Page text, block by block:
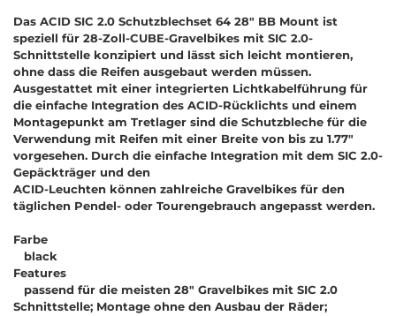
Das ACID SIC 2.0 Schutzblechset 64 28" BB Mount ist
speziell für 28-Zoll-CUBE-Gravelbikes mit SIC 2.0-
Schnittstelle konzipiert und lässt sich leicht montieren,
ohne dass die Reifen ausgebaut werden müssen.
Ausgestattet mit einer integrierten Lichtkabelführung für
die einfache Integration des ACID-Rücklichts und einem
Montagepunkt am Tretlager sind die Schutzbleche für die
Verwendung mit Reifen mit einer Breite von bis zu 1.77"
vorgesehen. Durch die einfache Integration mit dem SIC 2.0-
Gepäckträger und den
ACID-Leuchten können zahlreiche Gravelbikes für den
täglichen Pendel- oder Tourengebrauch angepasst werden.
Farbe
black
Features
passend für die meisten 28" Gravelbikes mit SIC 2.0
Schnittstelle; Montage ohne den Ausbau der Räder;